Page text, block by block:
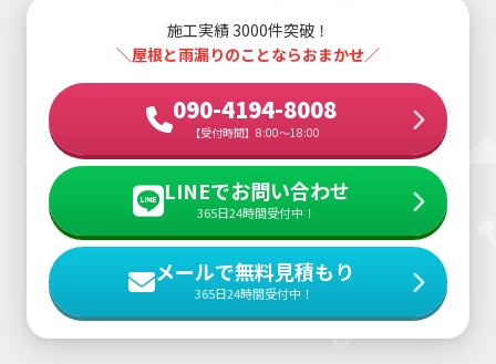
施工実績 3000件突破！
＼屋根と雨漏りのことならおまかせ／
090-4194-8008
【受付時間】8:00～18:00
LINEでお問い合わせ
365日24時間受付中！
メールで無料見積もり
365日24時間受付中！